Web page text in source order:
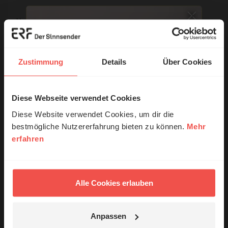
Zustimmung Details Über Cookies
Diese Webseite verwendet Cookies
Diese Website verwendet Cookies, um dir die
bestmögliche Nutzererfahrung bieten zu können. Mehr
erfahren
Alle Cookies erlauben
Anpassen
Name:
E-Mail:
Die E-Mail-Adresse wird nicht veröffentlicht.
Kommentar:
Meinen Kommentar nicht öffentlich teilen.
Ich bin damit einverstanden, dass meine Angaben
anonymisiert erfasst und zum Zweck der
ausgewertet werden. Es erfolgt keine Weitergabe
© Ruth Schneider / ERF